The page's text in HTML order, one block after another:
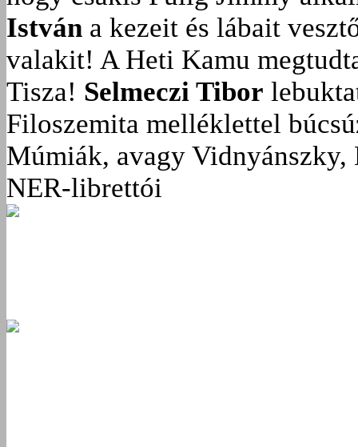
István a kezeit és lábait
valakit! A Heti Kamu
Tisza! Selmeczi Tibor
Filoszemita melléklettel
Múmiák, avagy Vidnyánszky,
NER-librettói